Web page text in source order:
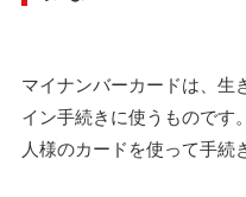
マイナンバーカードは、生
イン手続きに使うものです
人様のカードを使って手続